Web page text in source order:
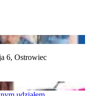
6, Ostrowiec